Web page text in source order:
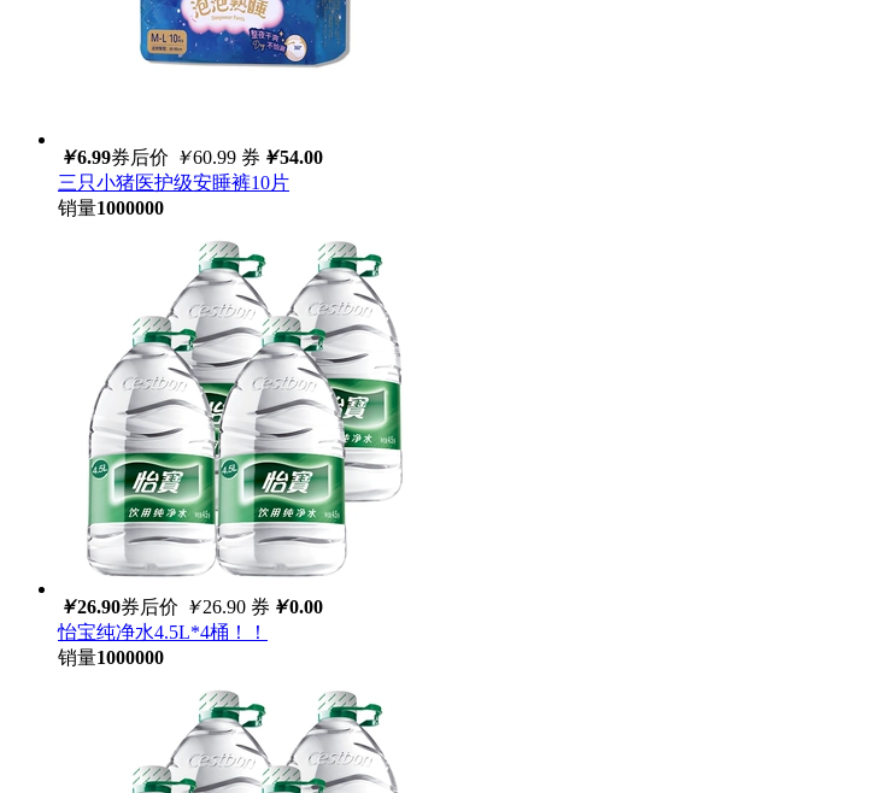
￥6.99券后价 ￥60.99 券 ￥54.00
三只小猪医护级安睡裤10片
销量1000000
￥26.90券后价 ￥26.90 券 ￥0.00
怡宝纯净水4.5L*4桶！！
销量1000000